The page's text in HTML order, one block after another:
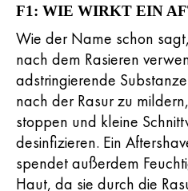
F1: WIE WIRKT EIN
Wie der Name schon
nach dem Rasieren
adstringierende
nach der Rasur zu
stoppen und kleine
desinfizieren. Ein
spendet außerdem
Haut, da sie durch die